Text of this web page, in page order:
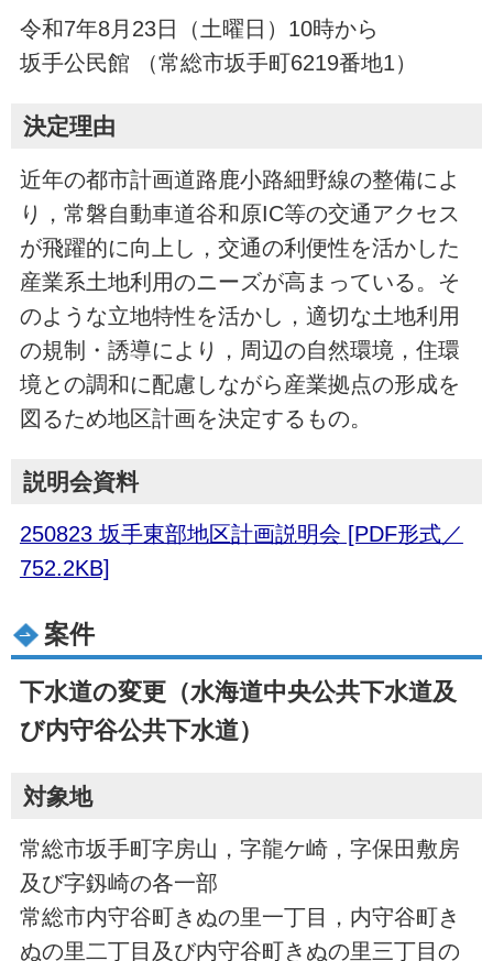
令和7年8月23日（土曜日）10時から
坂手公民館 （常総市坂手町6219番地1）
決定理由
近年の都市計画道路鹿小路細野線の整備によ
り，常磐自動車道谷和原IC等の交通アクセス
が飛躍的に向上し，交通の利便性を活かした
産業系土地利用のニーズが高まっている。そ
のような立地特性を活かし，適切な土地利用
の規制・誘導により，周辺の自然環境，住環
境との調和に配慮しながら産業拠点の形成を
図るため地区計画を決定するもの。
説明会資料
250823 坂手東部地区計画説明会 [PDF形式／
752.2KB]
案件
下水道の変更（水海道中央公共下水道及
び内守谷公共下水道）
対象地
常総市坂手町字房山，字龍ケ崎，字保田敷房
及び字釼崎の各一部
常総市内守谷町きぬの里一丁目，内守谷町き
ぬの里二丁目及び内守谷町きぬの里三丁目の